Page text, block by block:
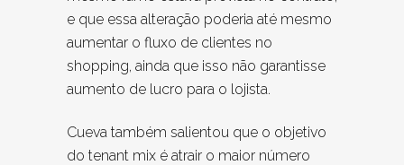
e que essa alteração poderia até mesmo
aumentar o fluxo de clientes no
shopping, ainda que isso não garantisse
aumento de lucro para o lojista.
Cueva também salientou que o objetivo
do tenant mix é atrair o maior número